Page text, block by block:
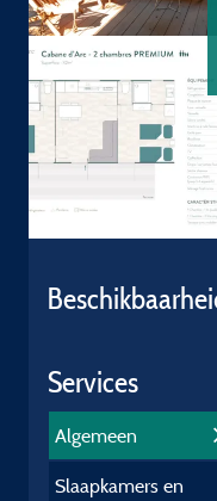
Services
Algemeen
Slaapkamers en